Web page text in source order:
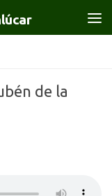
de la